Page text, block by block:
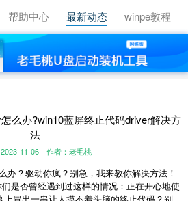
帮助中心 最新动态 winpe教程
么办?win10蓝屏终止代码driver解决方
法
11-06 作者：老毛桃
办？驱动你疯？别急，我来教你解决方法！
是否曾经遇到过这样的情况：正在开心地使